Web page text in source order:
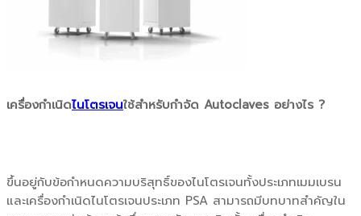
เครื่องกำเนิดไนโตรเจนใช้สำหรับกำจัด Autoclaves อย่างไร ?
ขึ้นอยู่กับข้อกำหนดความบริสุทธิ์ของไนโตรเจนทั้งประเภทเมมเบรน
และเครื่องกำเนิดไนโตรเจนประเภท PSA สามารถมีบทบาทสำคัญใน